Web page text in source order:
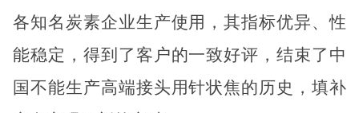
各知名炭素企业生产使用，其指标优异、性
能稳定，得到了客户的一致好评，结束了中
国不能生产高端接头用针状焦的历史，填补